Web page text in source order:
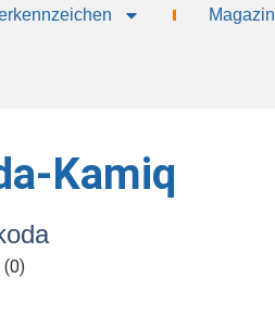
Magazin
Kamiq
(0)